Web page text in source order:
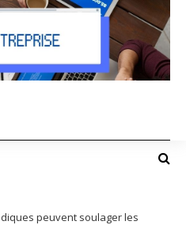
peuvent soulager les